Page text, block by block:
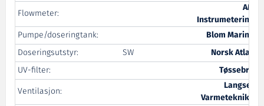
Flowmeter:
AM
Instrumetering
Pumpe/doseringtank:
Blom Marine
Doseringsutstyr:
SW
Norsk Atlas
UV-filter:
Tøssebro
Ventilasjon:
Langset
Varmeteknikk